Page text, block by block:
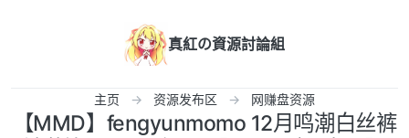
真紅の資源討論組
主页 资源发布区 网赚盘资源
【MMD】fengyunmomo 12月鸣潮白丝裤